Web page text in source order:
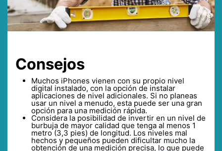
Consejos
Muchos iPhones vienen con su propio nivel
digital instalado, con la opción de instalar
aplicaciones de nivel adicionales. Si no planeas
usar un nivel a menudo, esta puede ser una gran
opción para una medición rápida.
Considera la posibilidad de invertir en un nivel de
burbuja de mayor calidad que tenga al menos 1
metro (3,3 pies) de longitud. Los niveles mal
hechos y pequeños pueden dificultar mucho la
obtención de una medición precisa, lo que puede